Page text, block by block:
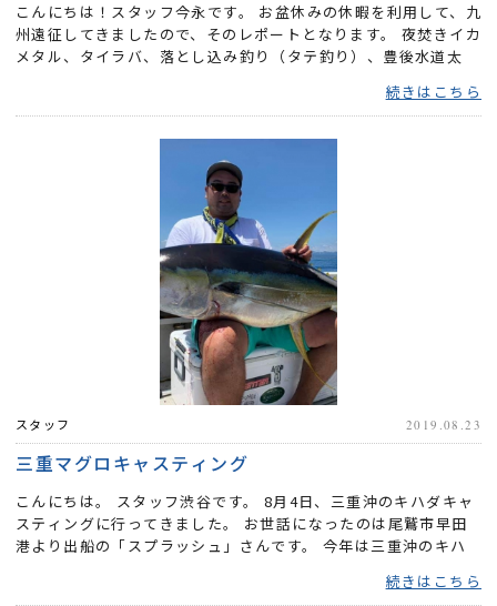
こんにちは！スタッフ今永です。 お盆休みの休暇を利用して、九
州遠征してきましたので、そのレポートとなります。 夜焚きイカ
メタル、タイラバ、落とし込み釣り（タテ釣り）、豊後水道太
続きはこちら
スタッフ 2019.08.23
三重マグロキャスティング
こんにちは。 スタッフ渋谷です。 8月4日、三重沖のキハダキャ
スティングに行ってきました。 お世話になったのは尾鷲市早田
港より出船の「スプラッシュ」さんです。 今年は三重沖のキハ
続きはこちら